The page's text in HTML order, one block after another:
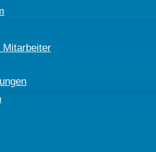
Mitarbeiter